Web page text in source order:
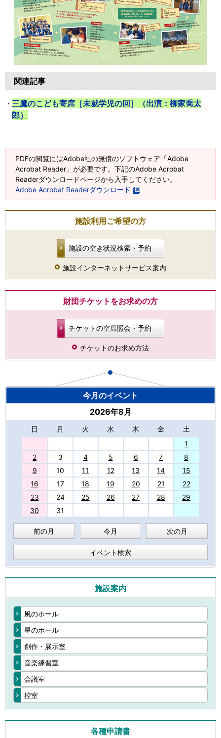
関連記事
三鷹のこども寄席［未就学児の回］（出演：柳家喬太
郎）
PDFの閲覧にはAdobe社の無償のソフトウェア「Adobe
Acrobat Reader」が必要です。下記のAdobe Acrobat
Readerダウンロードページから入手してください。
Adobe Acrobat Readerダウンロード
施設利用ご希望の方
施設の空き状況検索・予約
施設インターネットサービス案内
財団チケットをお求めの方
チケットの空席照会・予約
チケットのお求め方法
今月のイベント
2026年8月
日 月 火 水 木 金
土
1
2
3 4 5 6 7
8
9
10 11 12 13 14
15
16
17 18 19 20 21
22
23
24 25 26 27 28
29
30
31
前の月 今月 次の月
イベント検索
施設案内
風のホール
星のホール
創作・展示室
音楽練習室
会議室
控室
各種申請書